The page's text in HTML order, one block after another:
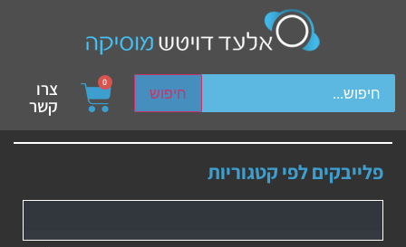
חיפוש
device users, explore by touch or with swipe gestures.
0 צרו
קשר
פלייבקים לפי קטגוריות